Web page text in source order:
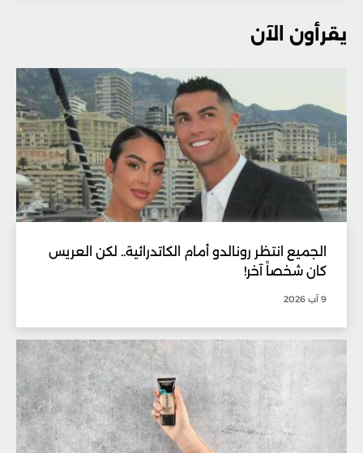
يقرأون الآن
الجميع انتظر رونالدو أمام الكاتدرائية.. لكن العريس
كان شخصاً آخر!
9 آب 2026